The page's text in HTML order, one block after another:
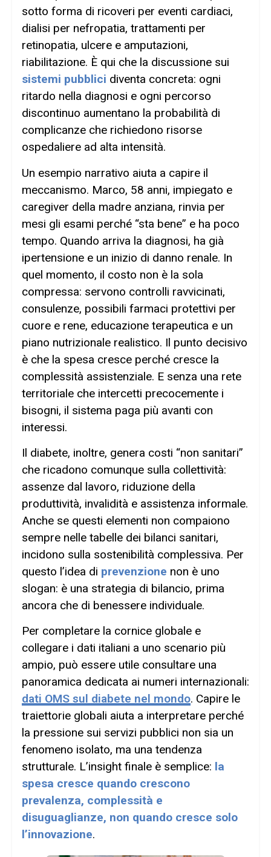
sotto forma di ricoveri per eventi cardiaci,
dialisi per nefropatia, trattamenti per
retinopatia, ulcere e amputazioni,
riabilitazione. È qui che la discussione sui
sistemi pubblici diventa concreta: ogni
ritardo nella diagnosi e ogni percorso
discontinuo aumentano la probabilità di
complicanze che richiedono risorse
ospedaliere ad alta intensità.
Un esempio narrativo aiuta a capire il
meccanismo. Marco, 58 anni, impiegato e
caregiver della madre anziana, rinvia per
mesi gli esami perché “sta bene” e ha poco
tempo. Quando arriva la diagnosi, ha già
ipertensione e un inizio di danno renale. In
quel momento, il costo non è la sola
compressa: servono controlli ravvicinati,
consulenze, possibili farmaci protettivi per
cuore e rene, educazione terapeutica e un
piano nutrizionale realistico. Il punto decisivo
è che la spesa cresce perché cresce la
complessità assistenziale. E senza una rete
territoriale che intercetti precocemente i
bisogni, il sistema paga più avanti con
interessi.
Il diabete, inoltre, genera costi “non sanitari”
che ricadono comunque sulla collettività:
assenze dal lavoro, riduzione della
produttività, invalidità e assistenza informale.
Anche se questi elementi non compaiono
sempre nelle tabelle dei bilanci sanitari,
incidono sulla sostenibilità complessiva. Per
questo l’idea di prevenzione non è uno
slogan: è una strategia di bilancio, prima
ancora che di benessere individuale.
Per completare la cornice globale e
collegare i dati italiani a uno scenario più
ampio, può essere utile consultare una
panoramica dedicata ai numeri internazionali:
dati OMS sul diabete nel mondo. Capire le
traiettorie globali aiuta a interpretare perché
la pressione sui servizi pubblici non sia un
fenomeno isolato, ma una tendenza
strutturale. L’insight finale è semplice: la
spesa cresce quando crescono
prevalenza, complessità e
disuguaglianze, non quando cresce solo
l’innovazione.